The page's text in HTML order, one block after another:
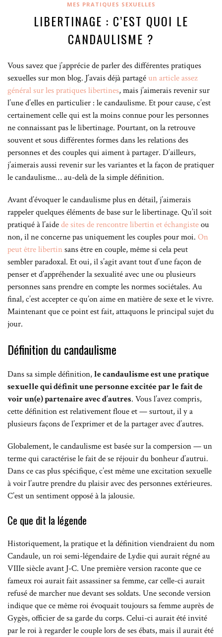
MES PRATIQUES SEXUELLES
LIBERTINAGE : C’EST QUOI LE
CANDAULISME ?
Vous savez que j’apprécie de parler des différentes pratiques
sexuelles sur mon blog. J’avais déjà partagéun article assez
général sur les pratiques libertines, mais j’aimerais revenir sur
l’une d’elles en particulier : le candaulisme. Et pour cause, c’est
certainement celle qui est la moins connue pour les personnes
ne connaissant pas le libertinage. Pourtant, on la retrouve
souvent et sous différentes formes dans les relations des
personnes et des couples qui aiment à partager. D’ailleurs,
j’aimerais aussi revenir sur les variantes et la façon de pratiquer
le candaulisme… au-delà de la simple définition.
Avant d’évoquer le candaulisme plus en détail, j’aimerais
rappeler quelques éléments de base sur le libertinage. Qu’il soit
pratiqué à l’aidede sites de rencontre libertin et échangisteou
non, il ne concerne pas uniquement les couples pour moi. On
peut être libertinsans être en couple, même si cela peut
sembler paradoxal. Et oui, il s’agit avant tout d’une façon de
penser et d’appréhender la sexualité avec une ou plusieurs
personnes sans prendre en compte les normes sociétales. Au
final, c’est accepter ce qu’on aime en matière de sexe et le vivre.
Maintenant que ce point est fait, attaquons le principal sujet du
jour.
Définition du candaulisme
Dans sa simple définition,le candaulisme est une pratique
sexuelle qui définit une personne excitée par le fait de
voir un(e) partenaire avec d’autres. Vous l’avez compris,
cette définition est relativement floue et — surtout, il y a
plusieurs façons de l’exprimer et de la partager avec d’autres.
Globalement, le candaulisme est basée sur la compersion — un
terme qui caractérise le fait de se réjouir du bonheur d’autrui.
Dans ce cas plus spécifique, c’est même une excitation sexuelle
à voir l’autre prendre du plaisir avec des personnes extérieures.
C’est un sentiment opposé à la jalousie.
Ce que dit la légende
Historiquement, la pratique et la définition viendraient du nom
Candaule, un roi semi-légendaire de Lydie qui aurait régné au
VIIIe siècle avant J-C. Une première version raconte que ce
fameux roi aurait fait assassiner sa femme, car celle-ci aurait
refusé de marcher nue devant ses soldats. Une seconde version
indique que ce même roi évoquait toujours sa femme auprès de
Gygès, officier de sa garde du corps. Celui-ci aurait été invité
par le roi à regarder le couple lors de ses ébats, mais il aurait été